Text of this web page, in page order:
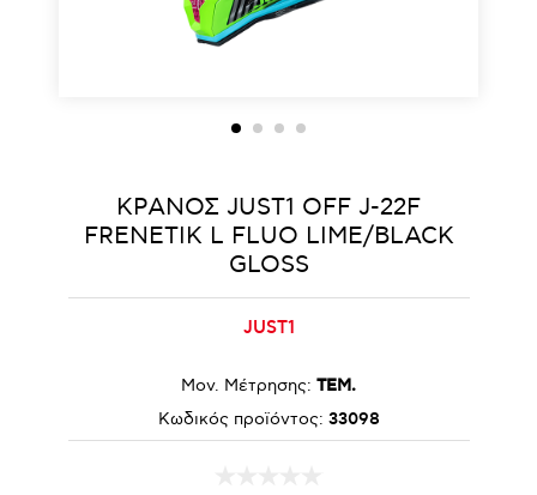
ΚΡΑΝΟΣ JUST1 OFF J-22F
FRENETIK L FLUO LIME/BLACK
GLOSS
JUST1
Μον. Μέτρησης: ΤΕΜ.
Κωδικός προϊόντος: 33098